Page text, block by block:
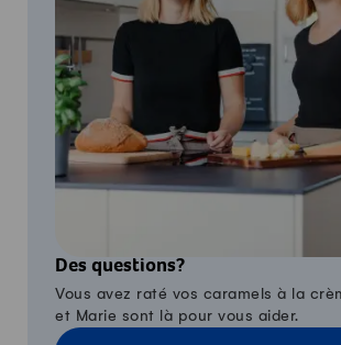
Des questions?
Vous avez raté vos caramels à la
et Marie sont là pour vous aider.